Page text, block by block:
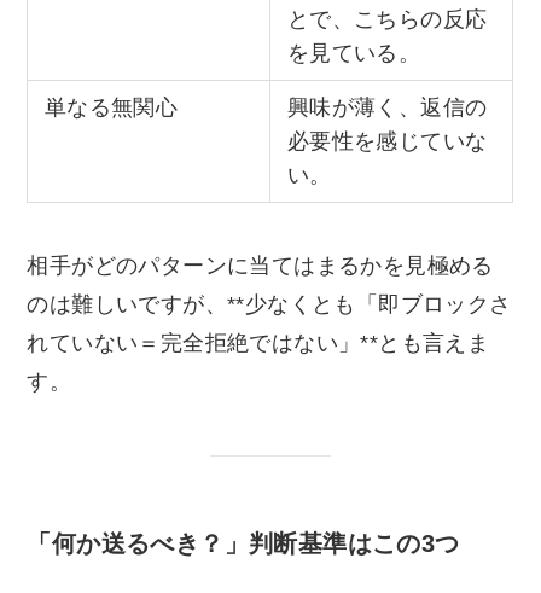
とで、こちらの反応
を見ている。
単なる無関心
興味が薄く、返信の
必要性を感じていな
い。
相手がどのパターンに当てはまるかを見極める
のは難しいですが、**少なくとも「即ブロックさ
れていない＝完全拒絶ではない」**とも言えま
す。
「何か送るべき？」判断基準はこの3つ